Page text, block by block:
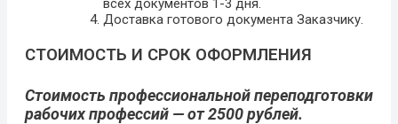
Доставка готового документа Заказчику.
СТОИМОСТЬ И СРОК ОФОРМЛЕНИЯ
Стоимость профессиональной переподготовки
рабочих профессий — от 2500 рублей.